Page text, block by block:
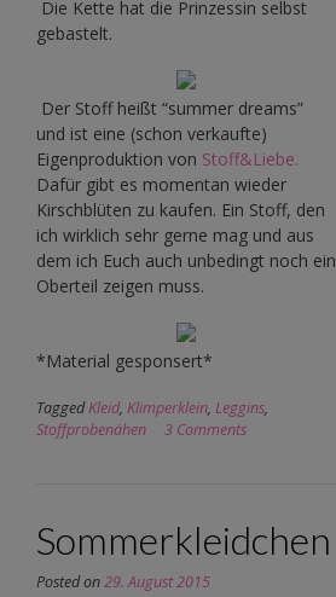
Die Kette hat die Prinzessin selbst
gebastelt.
Der Stoff heißt “summer dreams”
und ist eine (schon verkaufte)
Eigenproduktion von Stoff&Liebe.
Dafür gibt es momentan wieder
Kirschblüten zu kaufen. Ein Stoff, den
ich wirklich sehr gerne mag und aus
dem ich Euch auch unbedingt noch ein
Oberteil zeigen muss.
*Material gesponsert*
TaggedKleid, Klimperklein, Leggins,
Stoffprobenähen
3 Comments
Sommerkleidchen
Posted on29. August 2015